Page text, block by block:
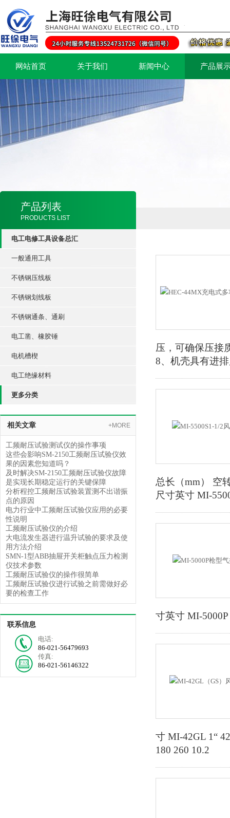
网站首页 关于我们 新闻中心 产品展
产品列表
PRODUCTS LIST
电工电修工具设备总汇
一般通用工具
不锈钢压线板
不锈钢划线板
不锈钢通条、通刷
电工凿、橡胶锤
电机槽楔
电工绝缘材料
更多分类
相关文章 +MORE
工频耐压试验测试仪的操作事项
这些会影响SM-2150工频耐压试验仪效
果的因素您知道吗？
及时解决SM-2150工频耐压试验仪故障
是实现长期稳定运行的关键保障
分析程控工频耐压试验装置测不出谐振
点的原因
电力行业中工频耐压试验仪应用的必要
性说明
工频耐压试验仪的介绍
大电流发生器进行温升试验的要求及使
用方法介绍
SMN-1型ABB抽屉开关柜触点压力检测
仪技术参数
工频耐压试验仪的操作很简单
工频耐压试验仪进行试验之前需做好必
要的检查工作
联系信息
电话:
86-021-56479693
传真:
86-021-56146322
压，可确保压接
8、机壳具有进
总长（mm） 空
尺寸英寸 MI-
寸英寸 MI-5000P
寸 MI-42GL 1“
180 260 10.2